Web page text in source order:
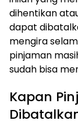
dihentikan
dapat
mengira
pinjaman
sudah bisa
Kapan